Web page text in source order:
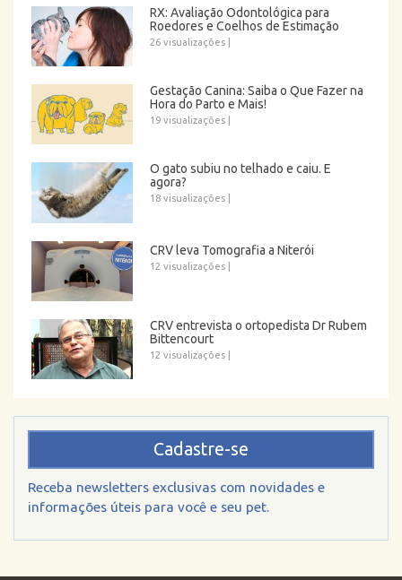
RX: Avaliação Odontológica para
Roedores e Coelhos de Estimação
26 visualizações
Gestação Canina: Saiba o Que Fazer na
Hora do Parto e Mais!
19 visualizações
O gato subiu no telhado e caiu. E
agora?
18 visualizações
CRV leva Tomografia a Niterói
12 visualizações
CRV entrevista o ortopedista Dr Rubem
Bittencourt
12 visualizações
Cadastre-se
Receba newsletters exclusivas com novidades e
informações úteis para você e seu pet.